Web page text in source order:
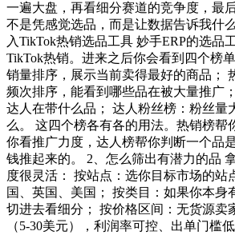
一遍大盘，再看细分赛道的竞争度，最
不是凭感觉选品，而是让数据告诉我什
入TikTok热销选品工具 妙手ERP的选品
TikTok热销。进来之后你会看到四个榜
销量排序，展示当前卖得最好的商品；
频次排序，能看到哪些品在被大量推广
达人在带什么品； 达人粉丝榜：粉丝量
么。 这四个榜各有各的用法。热销榜帮
你看推广力度，达人榜帮你判断一个品
钱推起来的。 2、怎么筛出有潜力的品
度很灵活： 按站点：选你目标市场的站
国、英国、美国； 按类目：如果你本身
切进去看细分； 按价格区间：无货源卖
（5-30美元），利润率可控、出单门槛